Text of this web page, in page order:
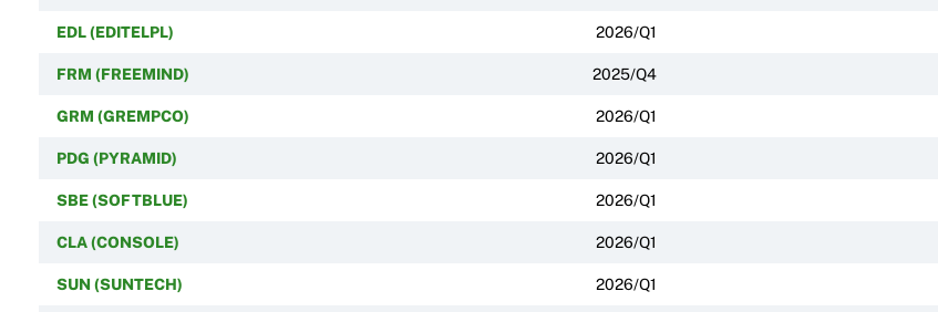
EDL (EDITELPL) 2026/Q1
FRM (FREEMIND) 2025/Q4
GRM (GREMPCO) 2026/Q1
PDG (PYRAMID) 2026/Q1
SBE (SOFTBLUE) 2026/Q1
CLA (CONSOLE) 2026/Q1
SUN (SUNTECH) 2026/Q1